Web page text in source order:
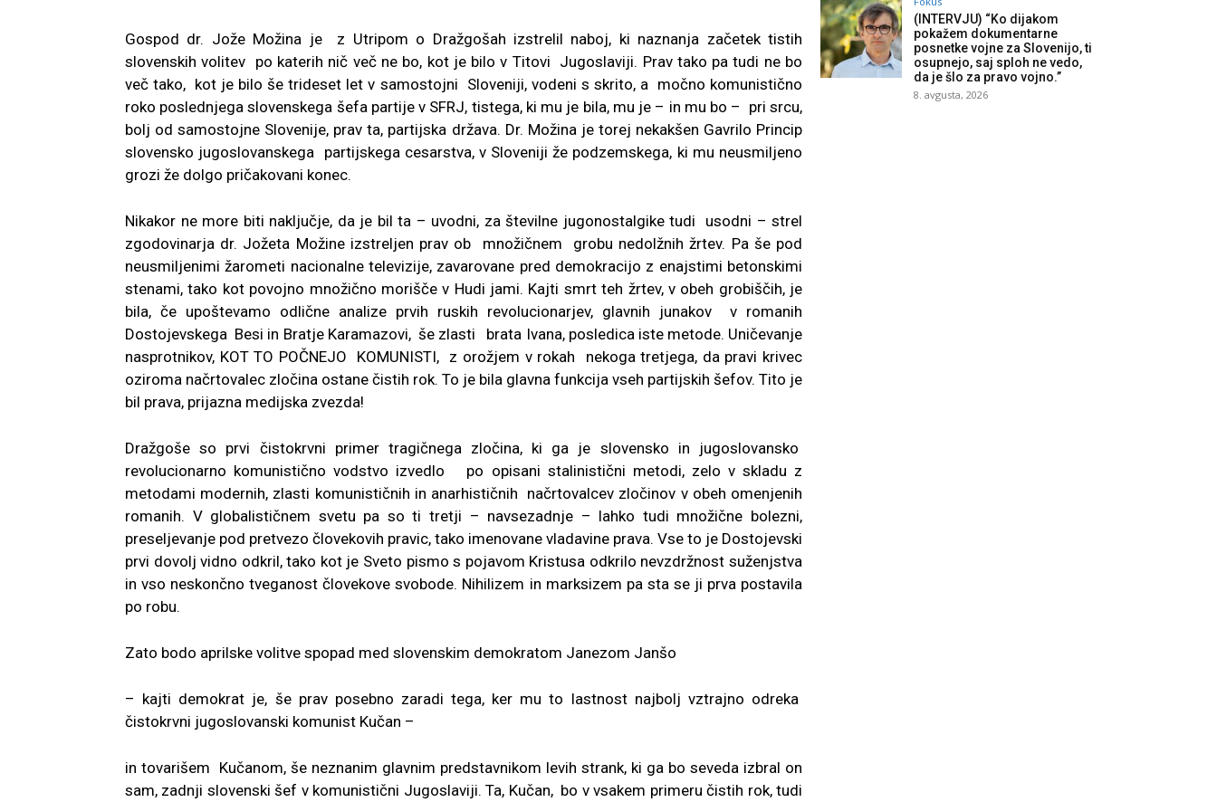
Gospod dr. Jože Možina je z Utripom o Dražgošah izstrelil naboj, ki naznanja začetek tistih
slovenskih volitev po katerih nič več ne bo, kot je bilo v Titovi Jugoslaviji. Prav tako pa tudi ne bo
več tako, kot je bilo še trideset let v samostojni Sloveniji, vodeni s skrito, a močno komunistično
roko poslednjega slovenskega šefa partije v SFRJ, tistega, ki mu je bila, mu je – in mu bo – pri srcu,
bolj od samostojne Slovenije, prav ta, partijska država. Dr. Možina je torej nekakšen Gavrilo Princip
slovensko jugoslovanskega partijskega cesarstva, v Sloveniji že podzemskega, ki mu neusmiljeno
grozi že dolgo pričakovani konec.
Nikakor ne more biti naključje, da je bil ta – uvodni, za številne jugonostalgike tudi usodni – strel
zgodovinarja dr. Jožeta Možine izstreljen prav ob množičnem grobu nedolžnih žrtev. Pa še pod
neusmiljenimi žarometi nacionalne televizije, zavarovane pred demokracijo z enajstimi betonskimi
stenami, tako kot povojno množično morišče v Hudi jami. Kajti smrt teh žrtev, v obeh grobiščih, je
bila, če upoštevamo odlične analize prvih ruskih revolucionarjev, glavnih junakov v romanih
Dostojevskega Besi in Bratje Karamazovi, še zlasti brata Ivana, posledica iste metode. Uničevanje
nasprotnikov, KOT TO POČNEJO KOMUNISTI, z orožjem v rokah nekoga tretjega, da pravi krivec
oziroma načrtovalec zločina ostane čistih rok. To je bila glavna funkcija vseh partijskih šefov. Tito je
bil prava, prijazna medijska zvezda!
Dražgoše so prvi čistokrvni primer tragičnega zločina, ki ga je slovensko in jugoslovansko
revolucionarno komunistično vodstvo izvedlo po opisani stalinistični metodi, zelo v skladu z
metodami modernih, zlasti komunističnih in anarhističnih načrtovalcev zločinov v obeh omenjenih
romanih. V globalističnem svetu pa so ti tretji – navsezadnje – lahko tudi množične bolezni,
preseljevanje pod pretvezo človekovih pravic, tako imenovane vladavine prava. Vse to je Dostojevski
prvi dovolj vidno odkril, tako kot je Sveto pismo s pojavom Kristusa odkrilo nevzdržnost suženjstva
in vso neskončno tveganost človekove svobode. Nihilizem in marksizem pa sta se ji prva postavila
po robu.
Zato bodo aprilske volitve spopad med slovenskim demokratom Janezom Janšo
– kajti demokrat je, še prav posebno zaradi tega, ker mu to lastnost najbolj vztrajno odreka
čistokrvni jugoslovanski komunist Kučan –
in tovarišem Kučanom, še neznanim glavnim predstavnikom levih strank, ki ga bo seveda izbral on
sam, zadnji slovenski šef v komunistični Jugoslaviji. Ta, Kučan, bo v vsakem primeru čistih rok, tudi
(INTERVJU) “Ko dijakom
pokažem dokumentarne
posnetke vojne za Slovenijo, ti
osupnejo, saj sploh ne vedo,
da je šlo za pravo vojno.”
8. avgusta, 2026